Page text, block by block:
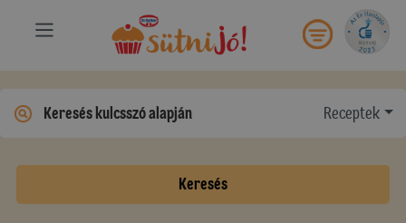
Receptek
Keresés